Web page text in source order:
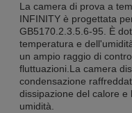
La camera di prova a
INFINITY è progettata
GB5170.2.3.5.6-95. È
temperatura e
un ampio raggio di
fluttuazioni.La camera
condensazione
dissipazione del calore e
umidità.